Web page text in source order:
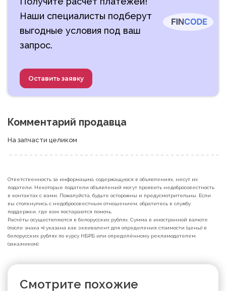
Наши специалисты подберут
выгодные условия под ваш
запрос.
Оставить заявку
Комментарий продавца
На запчасти целиком
Ответственность за информацию, содержащуюся в объявлениях, несут их
податели. Некоторые податели объявлений могут проявить недобросовестность
в контактах с вами. Пожалуйста, будьте осторожны и предусмотрительны. Если
вы столкнулись с недобросовестным отношением, обратитесь в службу
поддержки, где вам постараются помочь.
Расчёты осуществляются в белорусских рублях. Сумма в иностранной валюте
(после знака ≈) указана как эквивалент для определения стоимости (цены) в
белорусских рублях по курсу НБРБ или определённому рекламодателем
(заказчиком).
Смотрите похожие